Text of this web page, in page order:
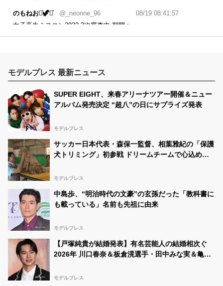
のもねお⋆͛🦖⋆͛ @_neonne_96
08/19 08:41:57
女子高生ミスコン2022 3次審査中 期間︰
モデルプレス 最新ニュース
SUPER EIGHT、来春アリーナツアー開催＆ニュー
アルバム発売決定 “超八”の日にサプライズ発表
モデルプレス
サッカー日本代表・森保一監督、相葉雅紀の「保護
犬トリミング」初参戦 ドリームチームで心込めて
モデルプレス
中島歩、“明治時代の文豪”の玄孫だった「教科書に
も載っている」名前も先祖に由来
モデルプレス
【戸塚純貴が結婚発表】有名芸能人の結婚相次ぐ
2026年 川口春奈＆板倉滉選手・田中みな実＆亀梨
モデルプレス